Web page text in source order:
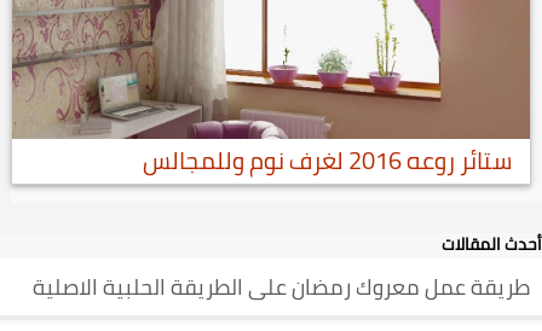
ستائر روعه 2016 لغرف نوم وللمجالس
أحدث المقالات
طريقة عمل معروك رمضان على الطريقة الحلبية الاصلية